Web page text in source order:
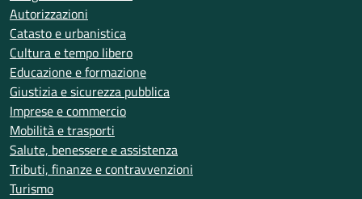
Autorizzazioni
Catasto e urbanistica
Cultura e tempo libero
Educazione e formazione
Giustizia e sicurezza pubblica
Imprese e commercio
Mobilità e trasporti
Salute, benessere e assistenza
Tributi, finanze e contravvenzioni
Turismo